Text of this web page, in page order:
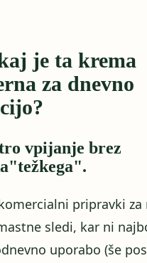
je ta krema
za dnevno
vpijanje brez
pripravki za
sledi, kar ni
uporabo (še